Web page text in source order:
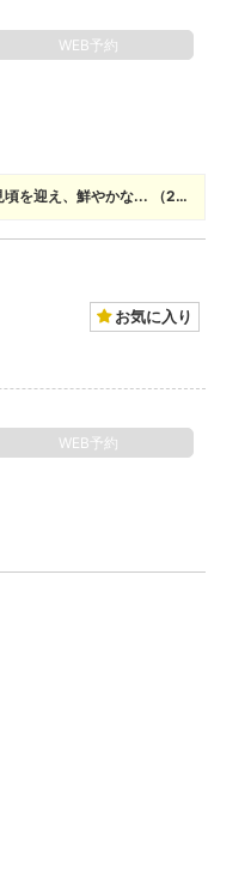
WEB予約
頃を迎え、鮮やかな... （2…
お気に入り
WEB予約